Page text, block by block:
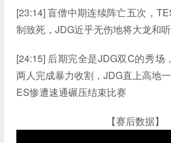
[23:14] 盲僧中期连续阵亡五次，
制致死，JDG近乎无伤地将大龙和
[24:15] 后期完全是JDG双C的秀场
两人完成暴力收割，JDG直上高地
ES惨遭速通碾压结束比赛
【赛后数据】